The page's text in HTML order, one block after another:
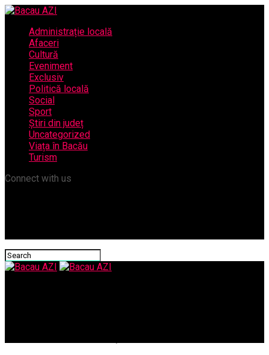
Administrație locală
Afaceri
Cultură
Eveniment
Exclusiv
Politică locală
Social
Sport
Știri din județ
Uncategorized
Viața în Bacău
Turism
Connect with us